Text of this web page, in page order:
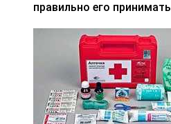
правильно его принимать